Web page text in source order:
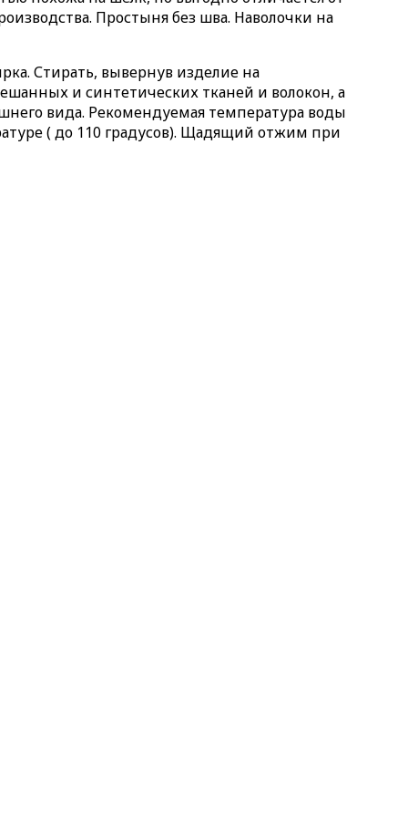
Простыня без шва. Наволочки на
Стирать, вывернув изделие на
и синтетических тканей и волокон, а
вида. Рекомендуемая температура воды
( до 110 градусов). Щадящий отжим при